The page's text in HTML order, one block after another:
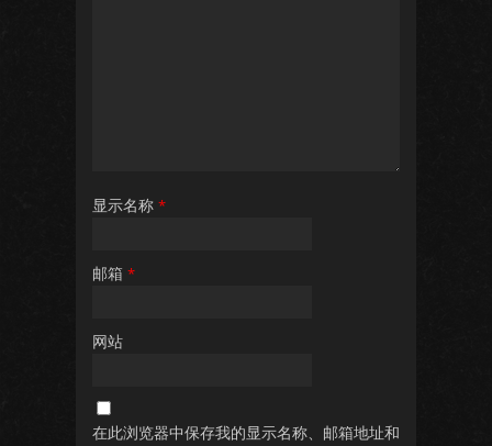
显示名称 *
邮箱 *
网站
在此浏览器中保存我的显示名称、邮箱地址和